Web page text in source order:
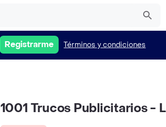
Registrarme Términos y condiciones
1001 Trucos Publicitarios -